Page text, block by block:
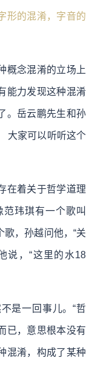
形的混淆，字音的
概念混淆的立场上
能力发现这种混淆
。岳云鹏先生和孙
大家可以听听这个
在着关于哲学道理
玮琪有一个歌叫
歌，孙越问他，“关
说，“这里的水18
是一回事儿。“哲
已，意思根本没有
混淆，构成了某种